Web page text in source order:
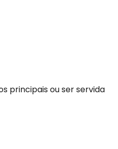
principais ou ser servida